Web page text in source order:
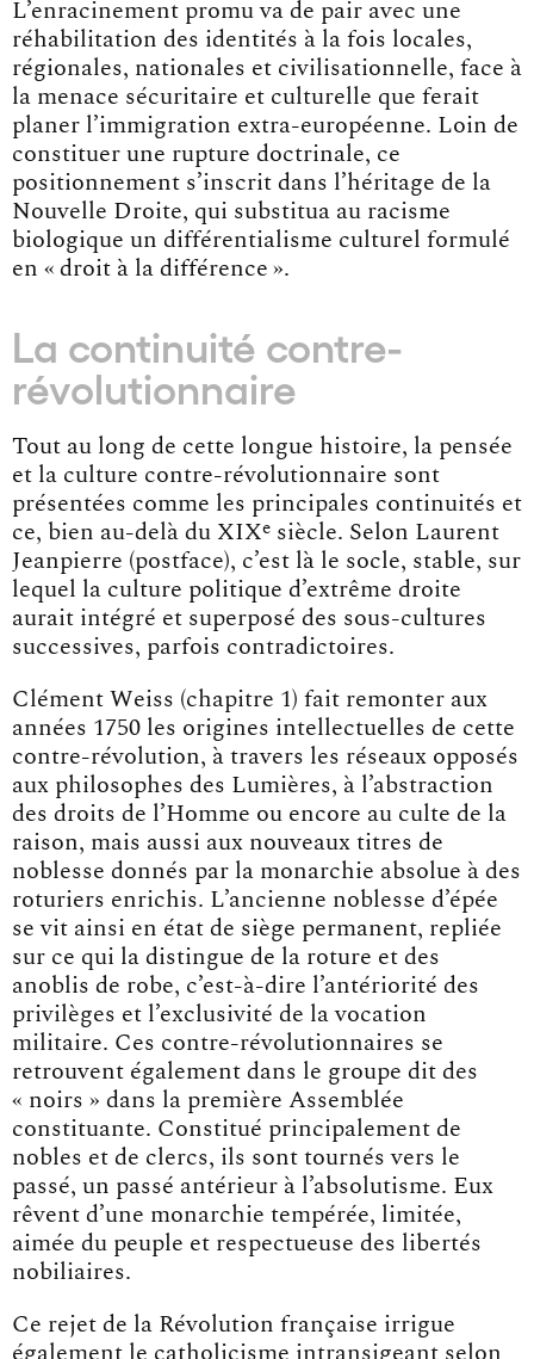
L’enracinement promu va de pair avec une
réhabilitation des identités à la fois locales,
régionales, nationales et civilisationnelle, face à
la menace sécuritaire et culturelle que ferait
planer l’immigration extra-européenne. Loin de
constituer une rupture doctrinale, ce
positionnement s’inscrit dans l’héritage de la
Nouvelle Droite, qui substitua au racisme
biologique un différentialisme culturel formulé
en « droit à la différence ».
La continuité contre-
révolutionnaire
Tout au long de cette longue histoire, la pensée
et la culture contre-révolutionnaire sont
présentées comme les principales continuités et
ce, bien au-delà du XIXe siècle. Selon Laurent
Jeanpierre (postface), c’est là le socle, stable, sur
lequel la culture politique d’extrême droite
aurait intégré et superposé des sous-cultures
successives, parfois contradictoires.
Clément Weiss (chapitre 1) fait remonter aux
années 1750 les origines intellectuelles de cette
contre-révolution, à travers les réseaux opposés
aux philosophes des Lumières, à l’abstraction
des droits de l’Homme ou encore au culte de la
raison, mais aussi aux nouveaux titres de
noblesse donnés par la monarchie absolue à des
roturiers enrichis. L’ancienne noblesse d’épée
se vit ainsi en état de siège permanent, repliée
sur ce qui la distingue de la roture et des
anoblis de robe, c’est-à-dire l’antériorité des
privilèges et l’exclusivité de la vocation
militaire. Ces contre-révolutionnaires se
retrouvent également dans le groupe dit des
« noirs » dans la première Assemblée
constituante. Constitué principalement de
nobles et de clercs, ils sont tournés vers le
passé, un passé antérieur à l’absolutisme. Eux
rêvent d’une monarchie tempérée, limitée,
aimée du peuple et respectueuse des libertés
nobiliaires.
Ce rejet de la Révolution française irrigue
également le catholicisme intransigeant selon